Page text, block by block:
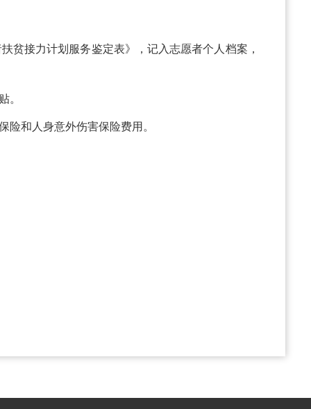
贫接力计划服务鉴定表》，记入志愿者个人档案，
。
险和人身意外伤害保险费用。